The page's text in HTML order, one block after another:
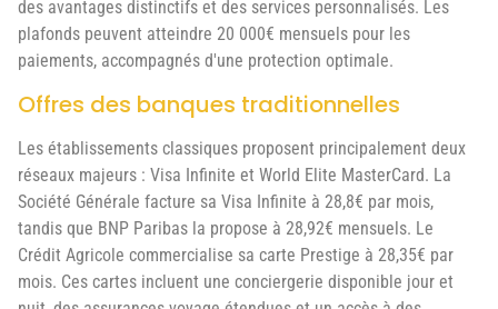
des avantages distinctifs et des services personnalisés. Les
plafonds peuvent atteindre 20 000€ mensuels pour les
paiements, accompagnés d'une protection optimale.
Offres des banques traditionnelles
Les établissements classiques proposent principalement deux
réseaux majeurs : Visa Infinite et World Elite MasterCard. La
Société Générale facture sa Visa Infinite à 28,8€ par mois,
tandis que BNP Paribas la propose à 28,92€ mensuels. Le
Crédit Agricole commercialise sa carte Prestige à 28,35€ par
mois. Ces cartes incluent une conciergerie disponible jour et